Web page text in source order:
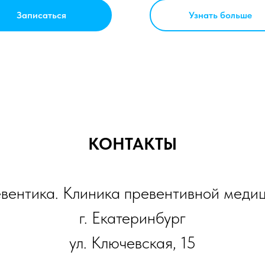
Записаться Узнать больше
КОНТАКТЫ
Клиника превентивной
г. Екатеринбург
ул. Ключевская, 15